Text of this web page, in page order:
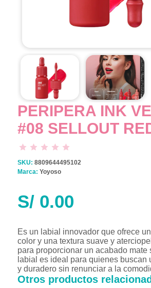
PERIPERA INK
#08 SELLOUT
SKU: 8809644495102
Marca: Yoyoso
S/0.00
Es un labial innovador que ofrece
color y una textura suave y
para proporcionar un acabado mate
labial es ideal para quienes buscan
y duradero sin renunciar a la
Otros productos